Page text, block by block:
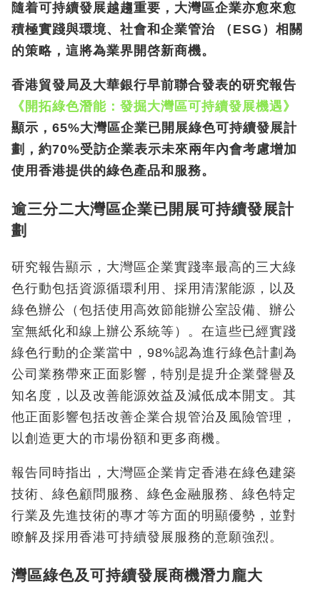
隨着可持續發展越趨重要，大灣區企業亦愈來愈
積極實踐與環境、社會和企業管治 （ ESG ）相關
的策略，這將為業界開啓新商機。
香港貿發局及大華銀行早前聯合發表的研究報告
《開拓綠色潛能：發掘大灣區可持續發展機遇》
顯示， 65%大灣區企業已開展綠色可持續發展計
劃，約70%受訪企業表示未來兩年內會考慮增加
使用香港提供的綠色產品和服務。
逾三分二大灣區企業已開展可持續發展計
劃
研究報告顯示，大灣區企業實踐率最高的三大綠
色行動包括資源循環利用、採用清潔能源，以及
綠色辦公（包括使用高效節能辦公室設備、辦公
室無紙化和線上辦公系統等）。在這些已經實踐
綠色行動的企業當中，98%認為進行綠色計劃為
公司業務帶來正面影響，特別是提升企業聲譽及
知名度，以及改善能源效益及減低成本開支。其
他正面影響包括改善企業合規管治及風險管理，
以創造更大的市場份額和更多商機。
報告同時指出，大灣區企業肯定香港在綠色建築
技術、綠色顧問服務、綠色金融服務、綠色特定
行業及先進技術的專才等方面的明顯優勢，並對
瞭解及採用香港可持續發展服務的意願強烈。
灣區綠色及可持續發展商機潛力龐大